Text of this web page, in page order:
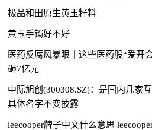
极品和田原生黄玉籽料
黄玉手镯好不好
医药反腐风暴眼｜这些医药股“爱开会” 长春高新近三年会议
砸7亿元
中际旭创(300308.SZ)：是国内几家
具体名字不变披露
leecooper牌子中文什么意思